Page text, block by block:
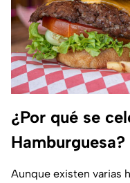
¿Por qué se
Hamburguesa?
Aunque existen varias